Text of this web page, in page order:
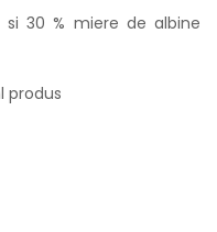
30 % miere de albine
produs